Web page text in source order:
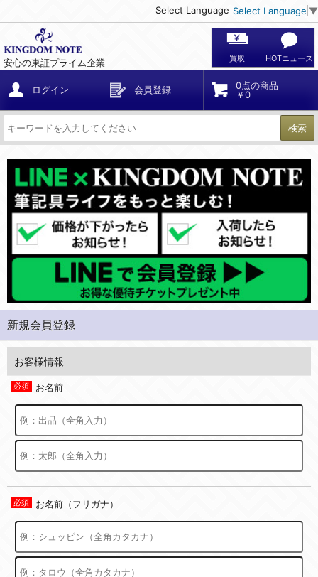
Select Language Select Language ▼
安心の東証プライム企業 買取 HOTニュース
ログイン 会員登録
0点の商品
￥0
検索
新規会員登録
お客様情報
お名前
お名前（フリガナ）